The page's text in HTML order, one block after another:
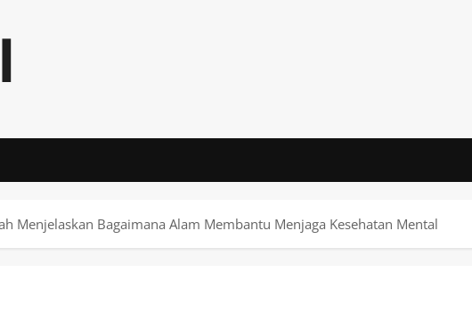
Menjelaskan Bagaimana Alam Membantu Menjaga Kesehatan Mental